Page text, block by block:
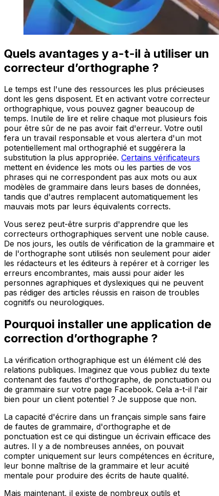
Quels avantages y a-t-il à utiliser un
correcteur d’orthographe ?
Le temps est l'une des ressources les plus précieuses
dont les gens disposent. Et en activant votre correcteur
orthographique, vous pouvez gagner beaucoup de
temps. Inutile de lire et relire chaque mot plusieurs fois
pour être sûr de ne pas avoir fait d'erreur. Votre outil
fera un travail responsable et vous alertera d'un mot
potentiellement mal orthographié et suggérera la
substitution la plus appropriée. Certains vérificateurs
mettent en évidence les mots ou les parties de vos
phrases qui ne correspondent pas aux mots ou aux
modèles de grammaire dans leurs bases de données,
tandis que d'autres remplacent automatiquement les
mauvais mots par leurs équivalents corrects.
Vous serez peut-être surpris d'apprendre que les
correcteurs orthographiques servent une noble cause.
De nos jours, les outils de vérification de la grammaire et
de l'orthographe sont utilisés non seulement pour aider
les rédacteurs et les éditeurs à repérer et à corriger les
erreurs encombrantes, mais aussi pour aider les
personnes agraphiques et dyslexiques qui ne peuvent
pas rédiger des articles réussis en raison de troubles
cognitifs ou neurologiques.
Pourquoi installer une application de
correction d’orthographe ?
La vérification orthographique est un élément clé des
relations publiques. Imaginez que vous publiez du texte
contenant des fautes d'orthographe, de ponctuation ou
de grammaire sur votre page Facebook. Cela a-t-il l'air
bien pour un client potentiel ? Je suppose que non.
La capacité d'écrire dans un français simple sans faire
de fautes de grammaire, d'orthographe et de
ponctuation est ce qui distingue un écrivain efficace des
autres. Il y a de nombreuses années, on pouvait
compter uniquement sur leurs compétences en écriture,
leur bonne maîtrise de la grammaire et leur acuité
mentale pour produire des écrits de haute qualité.
Mais maintenant, il existe de nombreux outils et